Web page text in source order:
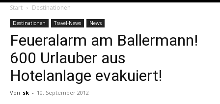
|
Touristiknews
Start Destinationen
Destinationen Travel-News News
Feueralarm am Ballermann!
600 Urlauber aus
Hotelanlage evakuiert!
Von sk - 10. September 2012